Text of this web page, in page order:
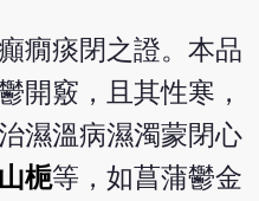
癇痰閉之證。本品
開竅，且其性寒，
濕溫病濕濁蒙閉心
山梔等，如菖蒲鬱金